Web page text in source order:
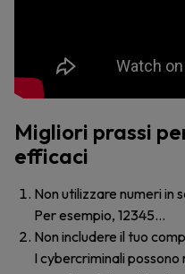
Migliori prassi
efficaci
Non utilizzare numeri in
Per esempio, 12345…
Non includere il tuo
I cybercriminali